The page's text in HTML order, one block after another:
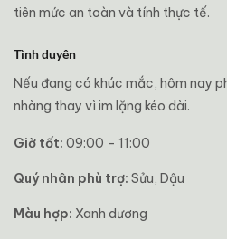
tiên mức an toàn và tính thực tế.
Tình duyên
Nếu đang có khúc mắc, hôm nay
nhàng thay vì im lặng kéo dài.
Giờ tốt: 09:00 – 11:00
Quý nhân phù trợ: Sửu, Dậu
Màu hợp: Xanh dương